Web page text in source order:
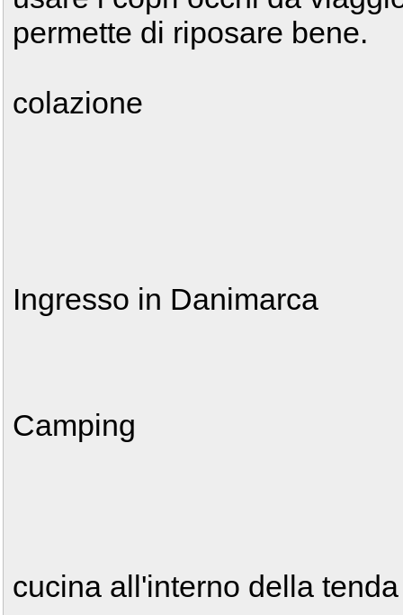
permette di riposare bene.
colazione
Ingresso in Danimarca
Camping
cucina all'interno della tenda